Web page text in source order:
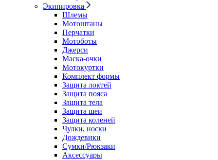
Экипировка
Шлемы
Мотоштаны
Перчатки
Мотоботы
Джерси
Маска-очки
Мотокуртки
Комплект формы
Защита локтей
Защита пояса
Защита тела
Защита шеи
Защита коленей
Чулки, носки
Дождевики
Сумки/Рюкзаки
Аксессуары